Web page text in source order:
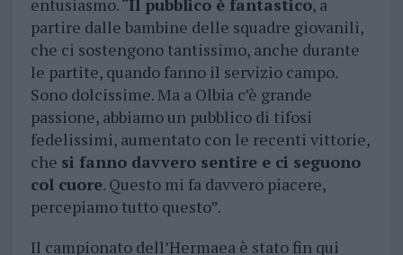
entusiasmo. “Il pubblico è fantastico, a
partire dalle bambine delle squadre giovanili,
che ci sostengono tantissimo, anche durante
le partite, quando fanno il servizio campo.
Sono dolcissime. Ma a Olbia c’è grande
passione, abbiamo un pubblico di tifosi
fedelissimi, aumentato con le recenti vittorie,
che si fanno davvero sentire e ci seguono
col cuore. Questo mi fa davvero piacere,
percepiamo tutto questo”.
Il campionato dell’Hermaea è stato fin qui